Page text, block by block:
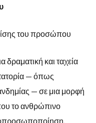
του προσώπου
δραματική και ταχεία
— όπως
— σε μια μορφή
το ανθρώπινο